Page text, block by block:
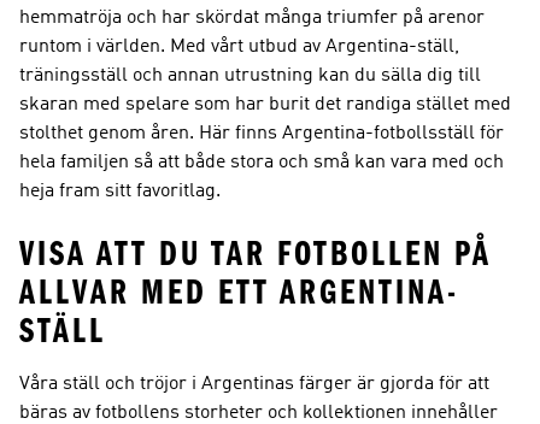
hemmatröja och har skördat många triumfer på arenor
runtom i världen. Med vårt utbud av Argentina-ställ,
träningsställ och annan utrustning kan du sälla dig till
skaran med spelare som har burit det randiga stället med
stolthet genom åren. Här finns Argentina-fotbollsställ för
hela familjen så att både stora och små kan vara med och
heja fram sitt favoritlag.
VISA ATT DU TAR FOTBOLLEN PÅ
ALLVAR MED ETT ARGENTINA-
STÄLL
Våra ställ och tröjor i Argentinas färger är gjorda för att
bäras av fotbollens storheter och kollektionen innehåller